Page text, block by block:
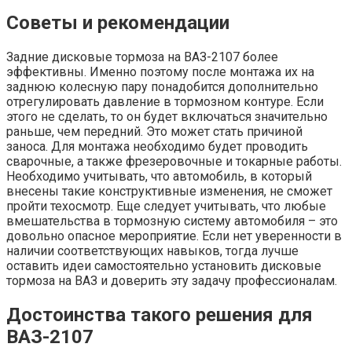
Советы и рекомендации
Задние дисковые тормоза на ВАЗ-2107 более
эффективны. Именно поэтому после монтажа их на
заднюю колесную пару понадобится дополнительно
отрегулировать давление в тормозном контуре. Если
этого не сделать, то он будет включаться значительно
раньше, чем передний. Это может стать причиной
заноса. Для монтажа необходимо будет проводить
сварочные, а также фрезеровочные и токарные работы.
Необходимо учитывать, что автомобиль, в который
внесены такие конструктивные изменения, не сможет
пройти техосмотр. Еще следует учитывать, что любые
вмешательства в тормозную систему автомобиля – это
довольно опасное мероприятие. Если нет уверенности в
наличии соответствующих навыков, тогда лучше
оставить идеи самостоятельно установить дисковые
тормоза на ВАЗ и доверить эту задачу профессионалам.
Достоинства такого решения для
ВАЗ-2107